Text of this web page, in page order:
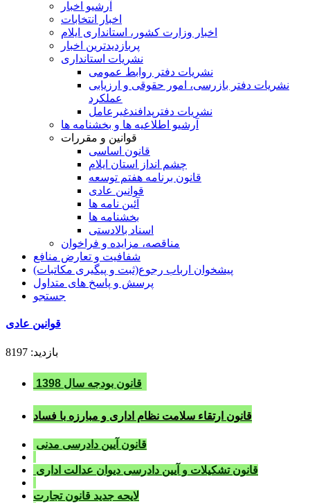
آرشیو اخبار
اخبار انتخابات
اخبار وزارت کشور، استانداری ایلام
پربازدیدترین اخبار
نشریات استانداری
نشریات دفتر روابط عمومی
نشريات دفتر بازرسی، امور حقوقی و ارزيابی
عملکرد
نشريات دفترپدافندغيرعامل
آرشیو اطلاعیه ها و بخشنامه ها
قوانین و مقررات
قانون اساسی
چشم انداز استان ایلام
قانون برنامه هفتم توسعه
قوانین عادی
آئین نامه ها
بخشنامه ها
اسناد بالادستی
مناقصه، مزایده و فراخوان
شفافیت و تعارض منافع
پیشخوان ارباب رجوع(ثبت و پیگیری مکاتبات)
پرسش و پاسخ های متداول
جستجو
قوانين عادی
بازدید: 8197
قانون بودجه سال 1398
قانون ارتقاء سلامت نظام اداری و مبارزه با فساد
قانون آيين دادرسی مدنی
قانون تشکيلات و آيين دادرسی ديوان عدالت اداری
لايحه جديد قانون تجارت